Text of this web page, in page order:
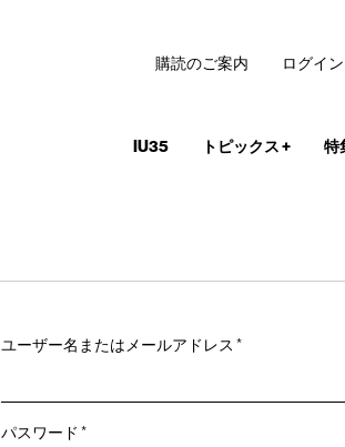
IU35 トピックス+ 特
購読のご案内 ログイン
ユーザー名またはメールアドレス*必
パスワード*必